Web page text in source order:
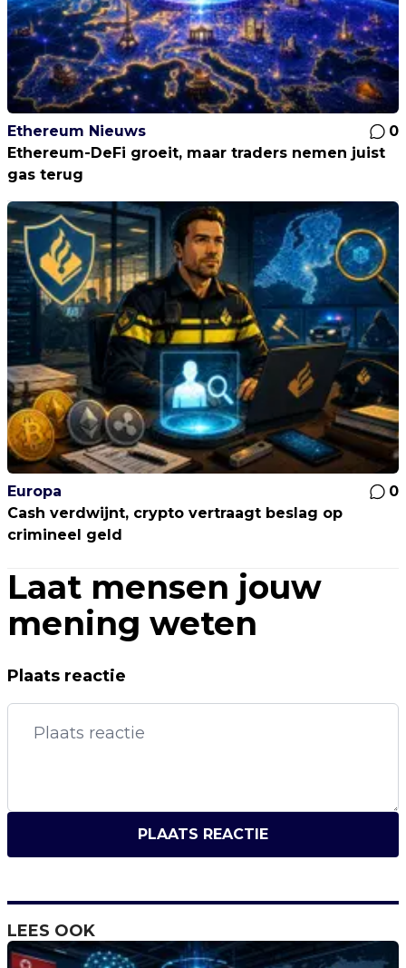
Ethereum Nieuws
0
Ethereum-DeFi groeit, maar traders nemen juist
gas terug
Europa
0
Cash verdwijnt, crypto vertraagt beslag op
crimineel geld
Laat mensen jouw
mening weten
Plaats reactie
PLAATS REACTIE
LEES OOK